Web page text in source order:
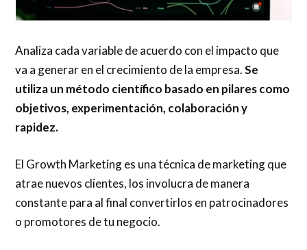
Analiza cada variable de acuerdo con el impacto que
va a generar en el crecimiento de la empresa.Se
utiliza un método científico basado en pilares como
objetivos, experimentación, colaboración y
rapidez.
El Growth Marketing es una técnica de marketing que
atrae nuevos clientes, los involucra de manera
constante para al final convertirlos en patrocinadores
o promotores de tu negocio.